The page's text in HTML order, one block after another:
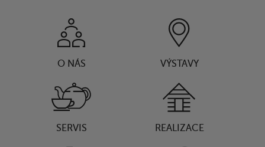
O NÁS VÝSTAVY
SERVIS REALIZACE